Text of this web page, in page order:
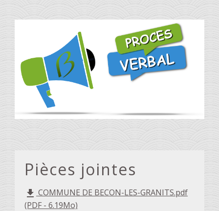
Pièces jointes
file_download COMMUNE DE BECON-LES-GRANITS.pdf
(PDF - 6.19Mo)